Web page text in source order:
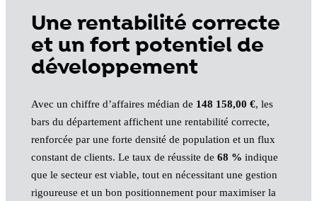
Une rentabilité correcte
et un fort potentiel de
développement
Avec un chiffre d’affaires médian de 148 158,00 €, les
bars du département affichent une rentabilité correcte,
renforcée par une forte densité de population et un flux
constant de clients. Le taux de réussite de 68 % indique
que le secteur est viable, tout en nécessitant une gestion
rigoureuse et un bon positionnement pour maximiser la